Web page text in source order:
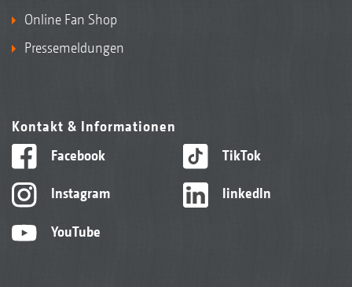
Online Fan Shop
Pressemeldungen
Kontakt & Informationen
Facebook
Instagram
YouTube
TikTok
linkedIn